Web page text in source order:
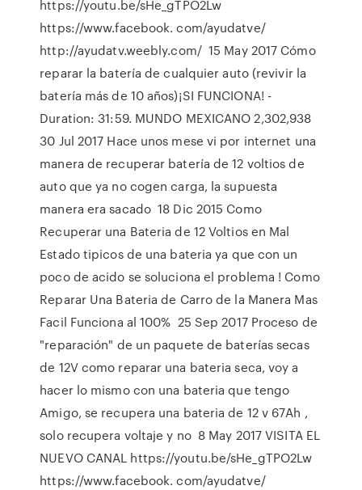
https://youtu.be/sHe_gTPO2Lw
https://www.facebook. com/ayudatve/
http://ayudatv.weebly.com/ 15 May 2017 Cómo
reparar la batería de cualquier auto (revivir la
batería más de 10 años)¡SI FUNCIONA! -
Duration: 31:59. MUNDO MEXICANO 2,302,938
30 Jul 2017 Hace unos mese vi por internet una
manera de recuperar batería de 12 voltios de
auto que ya no cogen carga, la supuesta
manera era sacado 18 Dic 2015 Como
Recuperar una Bateria de 12 Voltios en Mal
Estado tipicos de una bateria ya que con un
poco de acido se soluciona el problema ! Como
Reparar Una Bateria de Carro de la Manera Mas
Facil Funciona al 100% 25 Sep 2017 Proceso de
"reparación" de un paquete de baterías secas
de 12V como reparar una bateria seca, voy a
hacer lo mismo con una bateria que tengo
Amigo, se recupera una bateria de 12 v 67Ah ,
solo recupera voltaje y no 8 May 2017 VISITA EL
NUEVO CANAL https://youtu.be/sHe_gTPO2Lw
https://www.facebook. com/ayudatve/